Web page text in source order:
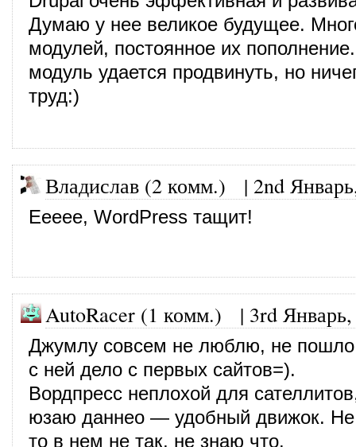
Думаю у нее великое будущее.
модулей, постоянное их
модуль удается продвинуть, но
труд:)
Владислав (2 комм.) | 2nd
Еееее, WordPress тащит!
AutoRacer (1 комм.) | 3rd
Джумлу совсем не люблю, не пошло
с ней дело с первых сайтов=).
Вордпресс неплохой для
юзаю даннео — удобный движок.
то в нем не так, не знаю что.